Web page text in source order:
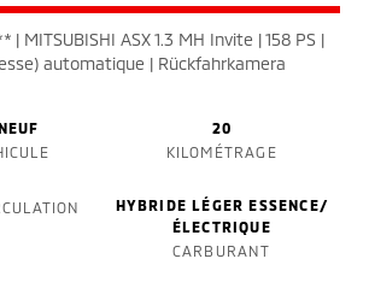
| MITSUBISHI ASX 1.3 MH Invite | 158 PS |
automatique | Rückfahrkamera
20
KILOMÉTRAGE
HYBRIDE LÉGER ESSENCE/
ÉLECTRIQUE
CARBURANT